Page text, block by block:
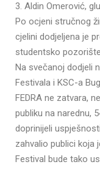
3. Aldin Omerović,
Po ocjeni stručnog
cjelini dodjeljena je
studentsko
Na svečanoj dodjeli
Festivala i KSC-a
FEDRA ne zatvara,
publiku na narednu,
doprinijeli
zahvalio publici koja
Festival bude tako